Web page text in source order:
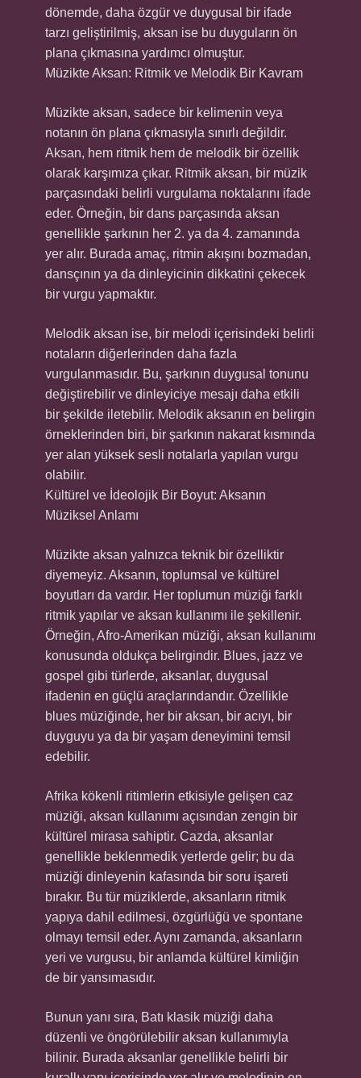
dönemde, daha özgür ve duygusal bir ifade
tarzı geliştirilmiş, aksan ise bu duyguların ön
plana çıkmasına yardımcı olmuştur.
Müzikte Aksan: Ritmik ve Melodik Bir Kavram
Müzikte aksan, sadece bir kelimenin veya
notanın ön plana çıkmasıyla sınırlı değildir.
Aksan, hem ritmik hem de melodik bir özellik
olarak karşımıza çıkar. Ritmik aksan, bir müzik
parçasındaki belirli vurgulama noktalarını ifade
eder. Örneğin, bir dans parçasında aksan
genellikle şarkının her 2. ya da 4. zamanında
yer alır. Burada amaç, ritmin akışını bozmadan,
dansçının ya da dinleyicinin dikkatini çekecek
bir vurgu yapmaktır.
Melodik aksan ise, bir melodi içerisindeki belirli
notaların diğerlerinden daha fazla
vurgulanmasıdır. Bu, şarkının duygusal tonunu
değiştirebilir ve dinleyiciye mesajı daha etkili
bir şekilde iletebilir. Melodik aksanın en belirgin
örneklerinden biri, bir şarkının nakarat kısmında
yer alan yüksek sesli notalarla yapılan vurgu
olabilir.
Kültürel ve İdeolojik Bir Boyut: Aksanın
Müziksel Anlamı
Müzikte aksan yalnızca teknik bir özelliktir
diyemeyiz. Aksanın, toplumsal ve kültürel
boyutları da vardır. Her toplumun müziği farklı
ritmik yapılar ve aksan kullanımı ile şekillenir.
Örneğin, Afro-Amerikan müziği, aksan kullanımı
konusunda oldukça belirgindir. Blues, jazz ve
gospel gibi türlerde, aksanlar, duygusal
ifadenin en güçlü araçlarındandır. Özellikle
blues müziğinde, her bir aksan, bir acıyı, bir
duyguyu ya da bir yaşam deneyimini temsil
edebilir.
Afrika kökenli ritimlerin etkisiyle gelişen caz
müziği, aksan kullanımı açısından zengin bir
kültürel mirasa sahiptir. Cazda, aksanlar
genellikle beklenmedik yerlerde gelir; bu da
müziği dinleyenin kafasında bir soru işareti
bırakır. Bu tür müziklerde, aksanların ritmik
yapıya dahil edilmesi, özgürlüğü ve spontane
olmayı temsil eder. Aynı zamanda, aksanların
yeri ve vurgusu, bir anlamda kültürel kimliğin
de bir yansımasıdır.
Bunun yanı sıra, Batı klasik müziği daha
düzenli ve öngörülebilir aksan kullanımıyla
bilinir. Burada aksanlar genellikle belirli bir